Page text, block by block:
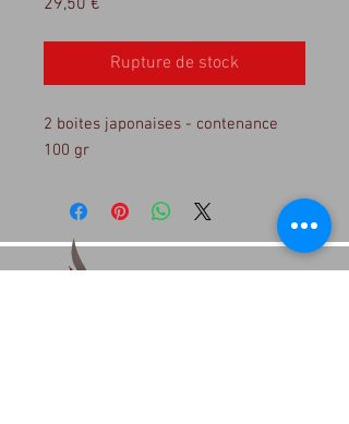
29,50 €
Rupture de stock
2 boites japonaises - contenance
100 gr